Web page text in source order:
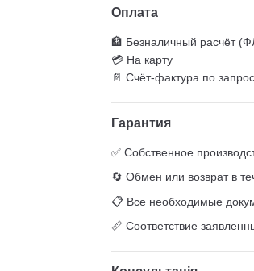
Оплата
🏦 Безналичный расчёт
💳 На карту
📄 Счёт-фактура по
Гарантия
✅ Собственное
🔄 Обмен или возврат в
📋 Все необходимые
📏 Соответствие